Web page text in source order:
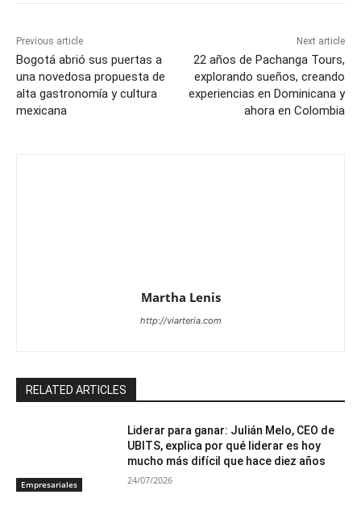
Previous article
Bogotá abrió sus puertas a
una novedosa propuesta de
alta gastronomía y cultura
mexicana
Next article
22 años de Pachanga Tours,
explorando sueños, creando
experiencias en Dominicana y
ahora en Colombia
Martha Lenis
http://viarteria.com
RELATED ARTICLES
Empresariales
Liderar para ganar: Julián Melo, CEO de
UBITS, explica por qué liderar es hoy
mucho más difícil que hace diez años
24/07/2026